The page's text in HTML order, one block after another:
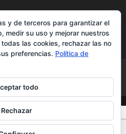
Accesibilidad
y de terceros para garantizar el
medir su uso y mejorar nuestros
las cookies, rechazar las no
preferencias. Política de
todo
Rechazar